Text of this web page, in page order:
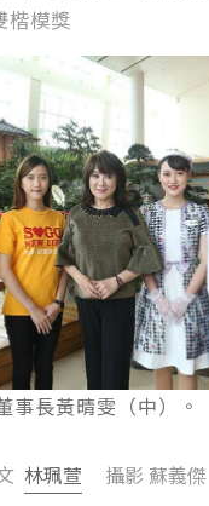
楷模獎
事長黃晴雯（中）。
林珮萱 攝影 蘇義傑